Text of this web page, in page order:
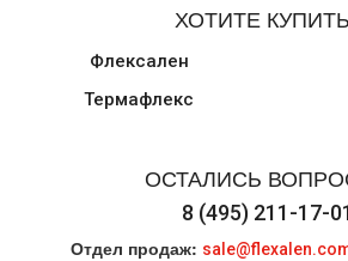
ХОТИТЕ
Флексален
Термафлекс
ОСТАЛИСЬ
8 (495) 211-17-
Отдел продаж: